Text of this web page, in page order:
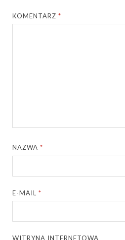
KOMENTARZ*
NAZWA*
E-MAIL*
WITRYNA INTERNETOWA